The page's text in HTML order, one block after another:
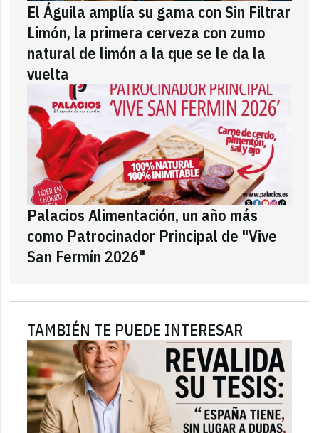
El Águila amplía su gama con Sin Filtrar
Limón, la primera cerveza con zumo
natural de limón a la que se le da la
vuelta
Palacios Alimentación, un año más
como Patrocinador Principal de "Vive
San Fermín 2026"
TAMBIÉN TE PUEDE INTERESAR